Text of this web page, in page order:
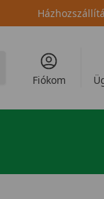
Fiókom